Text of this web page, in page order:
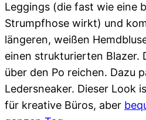
Leggings (die fast wie eine
Strumpfhose wirkt) und
längeren, weißen
einen strukturierten Blazer.
über den Po reichen. Dazu
Ledersneaker. Dieser Look
für kreative Büros, aber